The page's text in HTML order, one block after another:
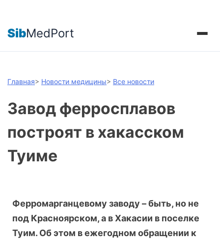
SibMedPort
Главная> Новости медицины> Все новости
Завод ферросплавов
построят в хакасском
Туиме
Ферромарганцевому заводу – быть, но не
под Красноярском, а в Хакасии в поселке
Туим. Об этом в ежегодном обращении к